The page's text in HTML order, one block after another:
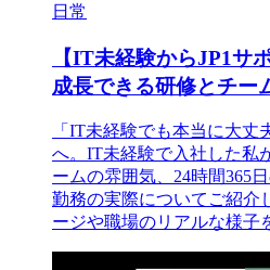
日常
【IT未経験からJP1サ
成長できる研修とチー
「IT未経験でも本当に大
へ。IT未経験で入社した私
ームの雰囲気、24時間365
勤務の実際についてご紹介
ージや職場のリアルな様子